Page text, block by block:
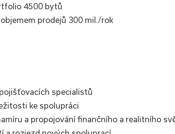
4500 bytů
prodejů 300 mil./rok
specialistů
ke spolupráci
a propojování finančního a realitního